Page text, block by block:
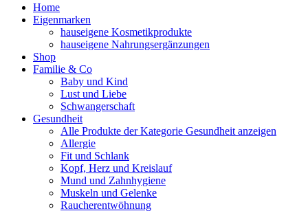
Home
Eigenmarken
hauseigene Kosmetikprodukte
hauseigene Nahrungsergänzungen
Shop
Familie & Co
Baby und Kind
Lust und Liebe
Schwangerschaft
Gesundheit
Alle Produkte der Kategorie Gesundheit anzeigen
Allergie
Fit und Schlank
Kopf, Herz und Kreislauf
Mund und Zahnhygiene
Muskeln und Gelenke
Raucherentwöhnung